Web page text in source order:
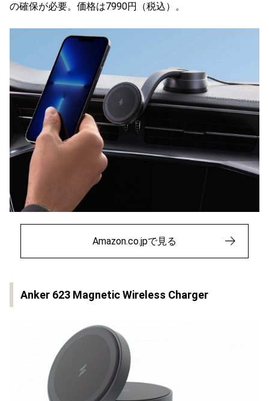
の確保が必要。価格は7990円（税込）。
Amazon.co.jpで見る
Anker 623 Magnetic Wireless Charger